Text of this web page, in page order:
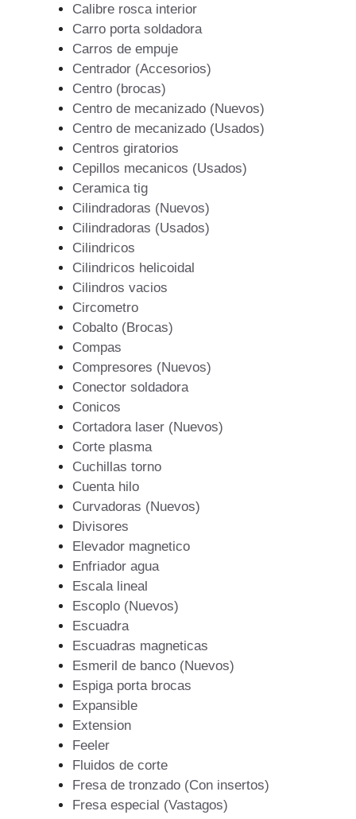
Calibre rosca interior
Carro porta soldadora
Carros de empuje
Centrador (Accesorios)
Centro (brocas)
Centro de mecanizado (Nuevos)
Centro de mecanizado (Usados)
Centros giratorios
Cepillos mecanicos (Usados)
Ceramica tig
Cilindradoras (Nuevos)
Cilindradoras (Usados)
Cilindricos
Cilindricos helicoidal
Cilindros vacios
Circometro
Cobalto (Brocas)
Compas
Compresores (Nuevos)
Conector soldadora
Conicos
Cortadora laser (Nuevos)
Corte plasma
Cuchillas torno
Cuenta hilo
Curvadoras (Nuevos)
Divisores
Elevador magnetico
Enfriador agua
Escala lineal
Escoplo (Nuevos)
Escuadra
Escuadras magneticas
Esmeril de banco (Nuevos)
Espiga porta brocas
Expansible
Extension
Feeler
Fluidos de corte
Fresa de tronzado (Con insertos)
Fresa especial (Vastagos)